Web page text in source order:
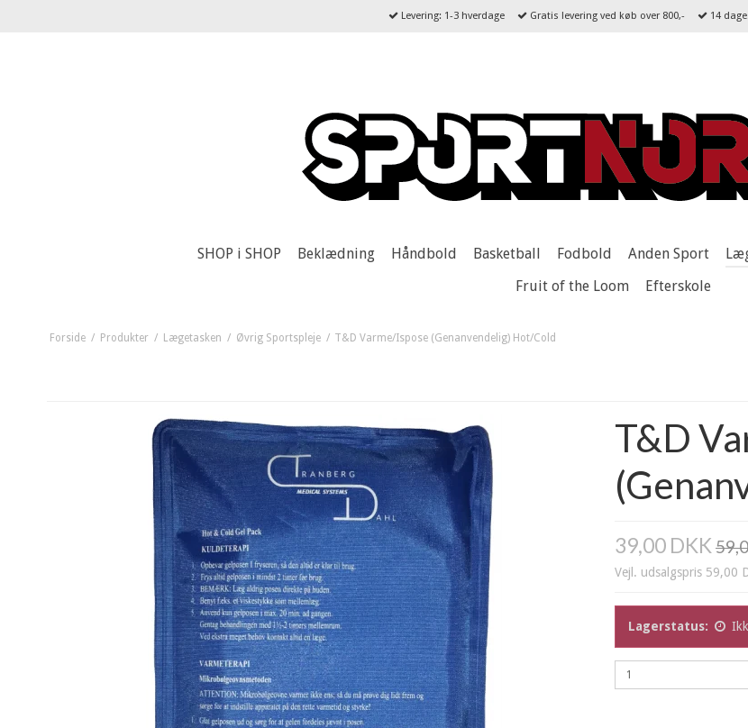
Levering: 1-3 hverdage Gratis levering ved køb over 800,- 14
SHOP i SHOP Beklædning Håndbold Basketball Fodbold Anden Sport
Fruit of the Loom
Efterskole
Forside / Produkter / Lægetasken / Øvrig Sportspleje / T&D Varme/Ispose (Genanvendelig) Hot/Cold
T&D
39,00 DKK
Vejl. udsalgspris 59,00
Lagerstatus: